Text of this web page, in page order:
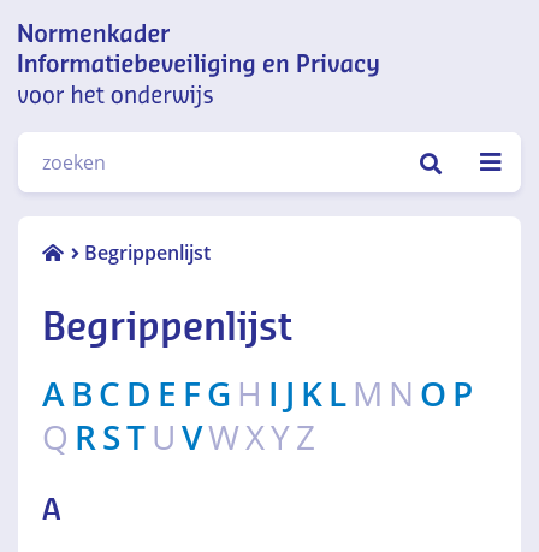
en privacy voor het onderwijs
ZOEKEN
Begrippenlijst
Begrippenlijst
ABC D E FG H I J KL M N O P
Q RSTUVWXYZ
A